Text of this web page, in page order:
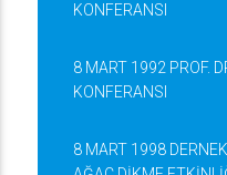
KONFERANSI
8 MART 1992 PROF.
KONFERANSI
8 MART 1998